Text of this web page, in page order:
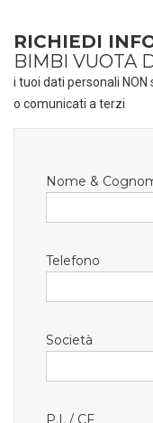
RICHIEDI
BIMBI VUOTA
i tuoi dati personali
o comunicati a terzi
Nome &
Telefono
Società
P.I. / CF